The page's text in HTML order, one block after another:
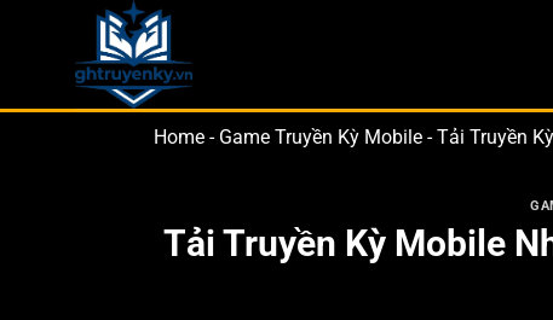
dung
Home - Game Truyền Kỳ Mobile -Tải Truyền
Tải Truyền Kỳ Mobile